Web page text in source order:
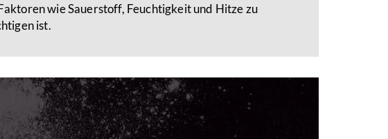
wie Sauerstoff, Feuchtigkeit und Hitze zu
ist.